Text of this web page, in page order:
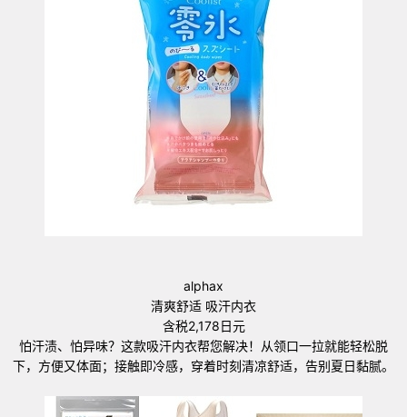
alphax
清爽舒适 吸汗内衣
含税2,178日元
怕汗渍、怕异味？这款吸汗内衣帮您解决！从领口一拉就能轻松脱
下，方便又体面；接触即冷感，穿着时刻清凉舒适，告别夏日黏腻。